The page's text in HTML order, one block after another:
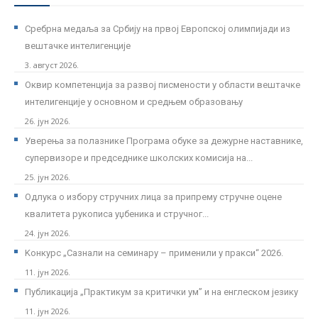
Сребрна медаља за Србију на првој Европској олимпијади из
вештачке интелигенције
3. август 2026.
Оквир компетенција за развој писмености у области вештачке
интелигенције у основном и средњем образовању
26. јун 2026.
Уверења за полазнике Програмa обуке за дежурне наставнике,
супервизоре и председнике школских комисија на...
25. јун 2026.
Одлука о избору стручних лица за припрему стручне оцене
квалитета рукописа уџбеника и стручног...
24. јун 2026.
Kонкурс „Сазнали на семинару – применили у пракси“ 2026.
11. јун 2026.
Публикација „Практикум за критички ум” и на енглеском језику
11. јун 2026.